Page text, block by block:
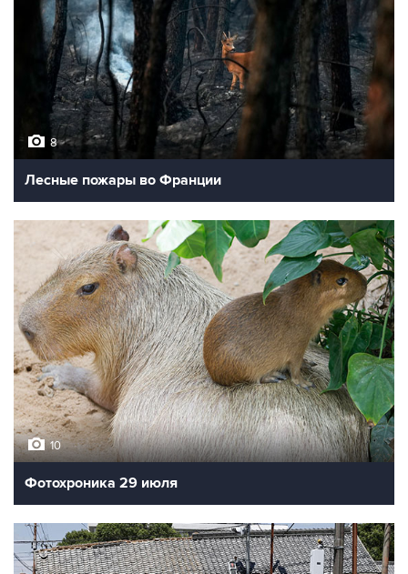
8
Лесные пожары во Франции
10
Фотохроника 29 июля